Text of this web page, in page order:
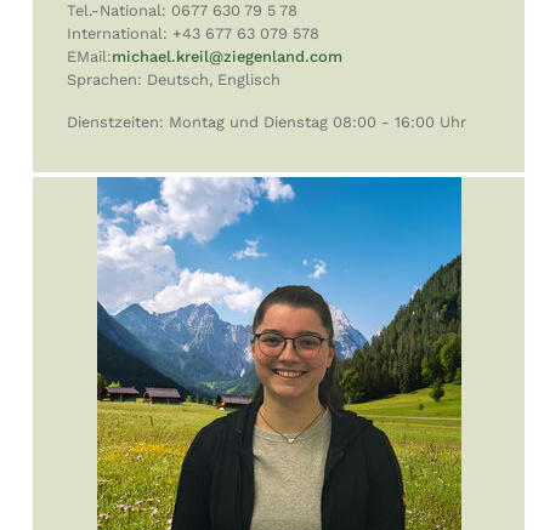
Tel.-National: 0677 630 79 5 78
International: +43 677 63 079 578
EMail:michael.kreil@ziegenland.com
Sprachen: Deutsch, Englisch
Dienstzeiten: Montag und Dienstag 08:00 - 16:00 Uhr